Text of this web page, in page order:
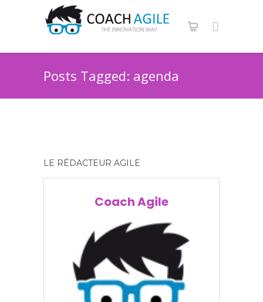
Posts Tagged: agenda
LE RÉDACTEUR AGILE
Coach Agile